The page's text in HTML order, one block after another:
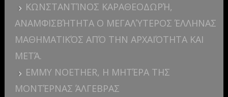
ΚΩΝΣΤΑΝΤΊΝΟΣ ΚΑΡΑΘΕΟΔΩΡΉ,
ΑΝΑΜΦΙΣΒΉΤΗΤΑ Ο ΜΕΓΑΛΎΤΕΡΟΣ ΈΛΛΗΝΑΣ
ΜΑΘΗΜΑΤΙΚΌΣ ΑΠΌ ΤΗΝ ΑΡΧΑΙΌΤΗΤΑ ΚΑΙ
ΜΕΤΆ.
EMMY NOETHER, Η ΜΗΤΈΡΑ ΤΗΣ
ΜΟΝΤΈΡΝΑΣ ΆΛΓΕΒΡΑΣ